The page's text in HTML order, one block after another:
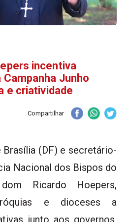
incentiva
Junho
e criatividade
Compartilhar
Brasília (DF) e secretário-
Nacional dos Bispos do
Ricardo Hoepers,
e dioceses a
junto aos governos,